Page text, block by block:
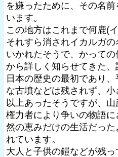
を嫌ったために、その名
います。
この地方はこれまで何鹿(
それすら消されイカルガ
いかれたそうで、かって
から詳しく知らせてきた、
日本の歴史の最初であり
な古墳などは残されず、
以上あったそうですが、
権力者により争いの物語
然の恵みだけの生活だっ
れています。
大人と子供の鎧などが残